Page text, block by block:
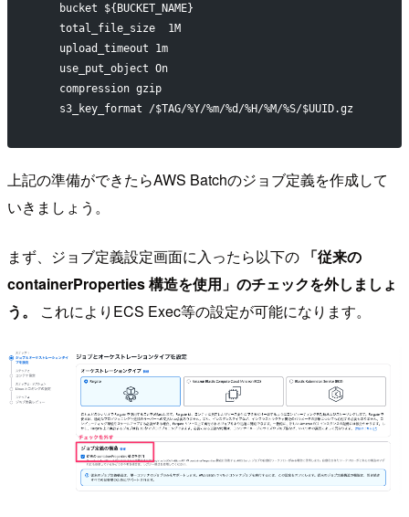
    bucket ${BUCKET_NAME}
    total_file_size  1M
    upload_timeout 1m
    use_put_object On
    compression gzip
    s3_key_format /$TAG/%Y/%m/%d/%H/%M/%S/$UUID.gz
上記の準備ができたらAWS Batchのジョブ定義を作成して
いきましょう。
まず、ジョブ定義設定画面に入ったら以下の 「従来の
containerProperties 構造を使用」のチェックを外しましょ
う。
これによりECS Exec等の設定が可能になります。